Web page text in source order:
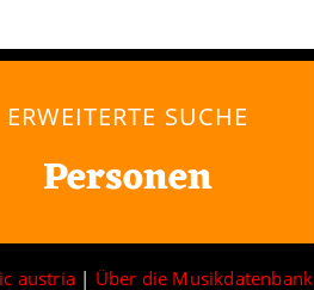
ERWEITERTE SUCHE
Personen
austria| Über die Musikdatenbank